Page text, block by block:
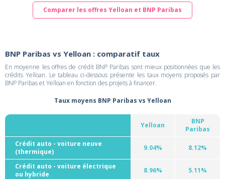
Comparer les offres Yelloan et BNP Paribas
BNP Paribas vs Yelloan : comparatif taux
En moyenne les offres de crédit BNP Paribas sont mieux positionnées que les
crédits Yelloan. Le tableau ci-dessous présente les taux moyens proposés par
BNP Paribas et Yelloan en fonction des projets à financer.
Taux moyens BNP Paribas vs Yelloan
Yelloan
BNP
Paribas
Crédit auto - voiture neuve
(thermique)
9.04% 8.12%
Crédit auto - voiture électrique
ou hybride
8.96% 5.11%